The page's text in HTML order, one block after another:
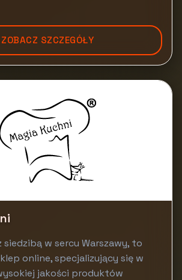
ZOBACZ SZCZEGÓŁY
siedzibą w sercu Warszawy, to
online, specjalizujący się w
jakości produktów